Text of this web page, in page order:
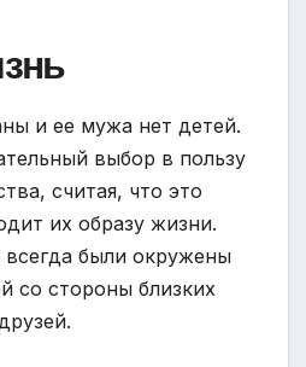
и ее мужа нет детей.
выбор в пользу
считая, что это
их образу жизни.
были окружены
со стороны близких